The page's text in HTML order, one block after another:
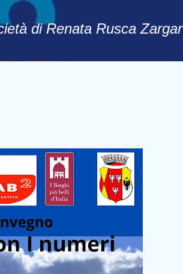
di Renata Rusca Zargar